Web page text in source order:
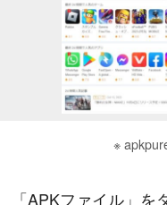
※
「APKファイル」